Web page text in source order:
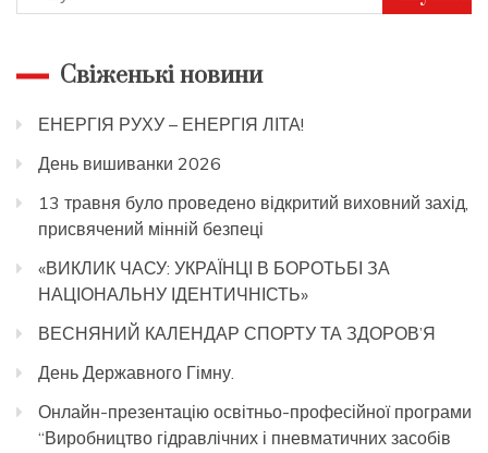
Свіженькі новини
ЕНЕРГІЯ РУХУ – ЕНЕРГІЯ ЛІТА!
День вишиванки 2026
13 травня було проведено відкритий виховний захід,
присвячений мінній безпеці
«ВИКЛИК ЧАСУ: УКРАЇНЦІ В БОРОТЬБІ ЗА
НАЦІОНАЛЬНУ ІДЕНТИЧНІСТЬ»
ВЕСНЯНИЙ КАЛЕНДАР СПОРТУ ТА ЗДОРОВ’Я
День Державного Гімну.
Онлайн-презентацію освітньо-професійної програми
“Виробництво гідравлічних і пневматичних засобів